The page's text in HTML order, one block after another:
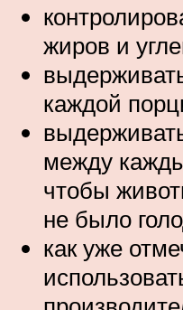
жиров и
каждой
между
чтобы
не было
как уже